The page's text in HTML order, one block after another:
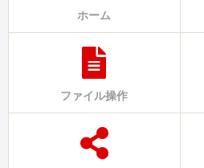
ホーム
ファイル操作